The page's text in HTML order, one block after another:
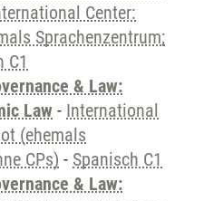
Center:
Sprachenzentrum;
C1
& Law:
Law - International
(ehemals
CPs) - Spanisch C1
& Law: